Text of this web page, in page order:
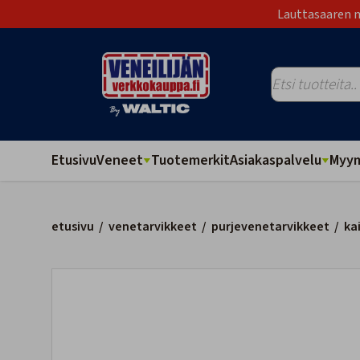
Lauttasaaren
EtusivuVeneet TuotemerkitAsiakaspalvelu
etusivu / venetarvikkeet / purjevenetarvikkeet /